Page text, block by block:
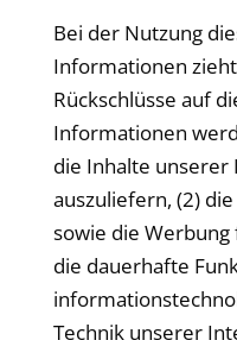
Bei der Nutzung
Informationen
Rückschlüsse auf
Informationen
die Inhalte
auszuliefern, (2)
sowie die
die dauerhafte
Technik unserer